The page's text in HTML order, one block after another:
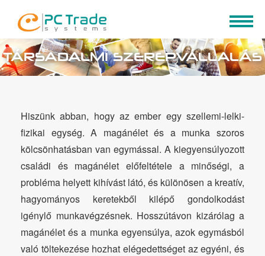
TÁRSADALMI SZEREPVÁLLALÁS
Hiszünk abban, hogy az ember egy szellemi-lelki-
fizikai egység. A magánélet és a munka szoros
kölcsönhatásban van egymással. A kiegyensúlyozott
családi és magánélet előfeltétele a minőségi, a
probléma helyett kihívást látó, és különösen a kreatív,
hagyományos keretekből kilépő gondolkodást
igénylő munkavégzésnek. Hosszútávon kizárólag a
magánélet és a munka egyensúlya, azok egymásból
való töltekezése hozhat elégedettséget az egyéni, és